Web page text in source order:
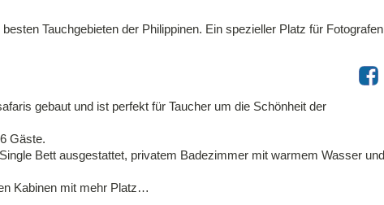
Tauchgebieten der Philippinen. Ein spezieller Platz für Fotografen
gebaut und ist perfekt für Taucher um die Schönheit der
Gäste.
Bett ausgestattet, privatem Badezimmer mit warmem Wasser und
Kabinen mit mehr Platz…